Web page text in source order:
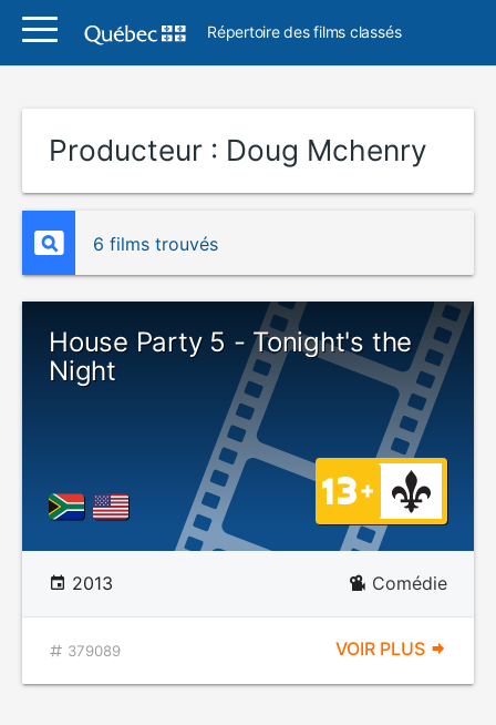
Répertoire des films classés
Producteur : Doug Mchenry
6 films trouvés
House Party 5 - Tonight's the
Night
2013 Comédie
379089 VOIR PLUS